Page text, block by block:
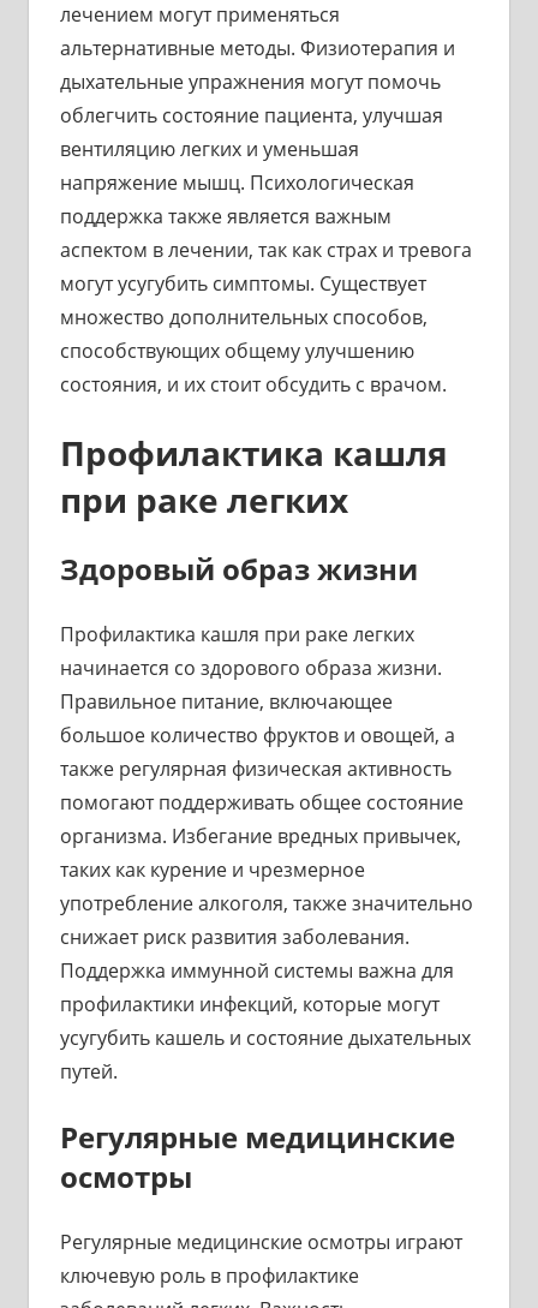
лечением могут применяться
альтернативные методы. Физиотерапия и
дыхательные упражнения могут помочь
облегчить состояние пациента, улучшая
вентиляцию легких и уменьшая
напряжение мышц. Психологическая
поддержка также является важным
аспектом в лечении, так как страх и тревога
могут усугубить симптомы. Существует
множество дополнительных способов,
способствующих общему улучшению
состояния, и их стоит обсудить с врачом.
Профилактика кашля
при раке легких
Здоровый образ жизни
Профилактика кашля при раке легких
начинается со здорового образа жизни.
Правильное питание, включающее
большое количество фруктов и овощей, а
также регулярная физическая активность
помогают поддерживать общее состояние
организма. Избегание вредных привычек,
таких как курение и чрезмерное
употребление алкоголя, также значительно
снижает риск развития заболевания.
Поддержка иммунной системы важна для
профилактики инфекций, которые могут
усугубить кашель и состояние дыхательных
путей.
Регулярные медицинские
осмотры
Регулярные медицинские осмотры играют
ключевую роль в профилактике